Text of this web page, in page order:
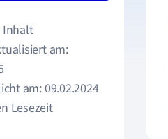
Inhalt
am:
am: 09.02.2024
Lesezeit